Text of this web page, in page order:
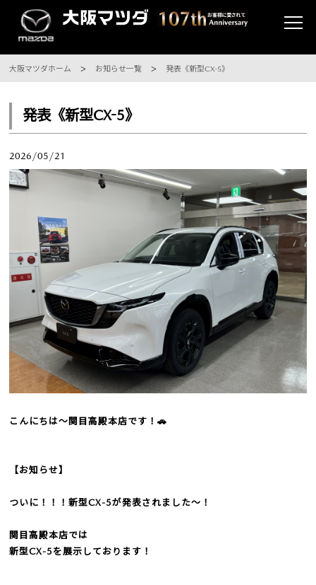
大阪マツダホーム お知らせ一覧 発表《新型CX-5》
発表《新型CX-5》
2026/05/21
こんにちは～関目高殿本店です！🚗
【お知らせ】
ついに！！！新型CX-5が発表されました～！
関目高殿本店では
新型CX-5を展示しております！